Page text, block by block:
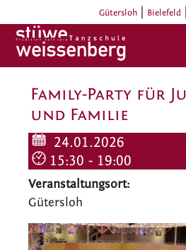
Zum Hauptinhalt springen
Gütersloh Bielefeld
Family-Party für
und Familie
24.01.2026
15:30 - 19:00
Veranstaltungsort:
Gütersloh